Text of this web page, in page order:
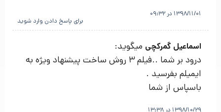
1398/11/01 در 09:32
برای پاسخ دادن وارد شوید
اسماعیل گمرکچی میگوید:
درود بر شما ..فیلم 3 روش ساخت پیشنهاد ویژه به
ایمیلم بفرسید .
باسپاس از شما
1398/10/29 در 13:38